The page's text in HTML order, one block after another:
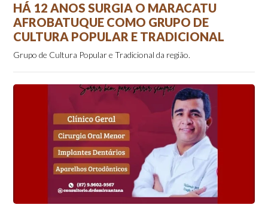
HÁ 12 ANOS SURGIA O MARACATU
AFROBATUQUE COMO GRUPO DE
CULTURA POPULAR E TRADICIONAL
Grupo de Cultura Popular e Tradicional da região.